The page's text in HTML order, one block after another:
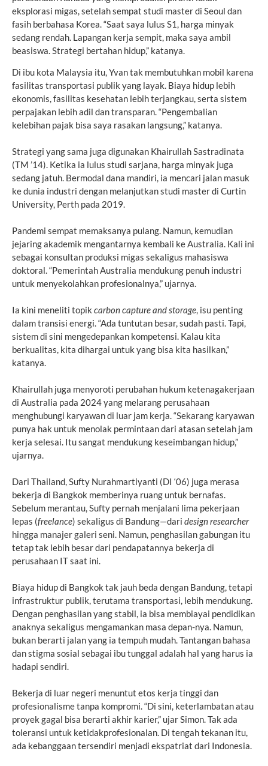
eksplorasi migas, setelah sempat studi master di Seoul dan
fasih berbahasa Korea. “Saat saya lulus S1, harga minyak
sedang rendah. Lapangan kerja sempit, maka saya ambil
beasiswa. Strategi bertahan hidup,” katanya.
Di ibu kota Malaysia itu, Yvan tak membutuhkan mobil karena
fasilitas transportasi publik yang layak. Biaya hidup lebih
ekonomis, fasilitas kesehatan lebih terjangkau, serta sistem
perpajakan lebih adil dan transparan. “Pengembalian
kelebihan pajak bisa saya rasakan langsung,” katanya.
Strategi yang sama juga digunakan Khairullah Sastradinata
(TM ’14). Ketika ia lulus studi sarjana, harga minyak juga
sedang jatuh. Bermodal dana mandiri, ia mencari jalan masuk
ke dunia industri dengan melanjutkan studi master di Curtin
University, Perth pada 2019.
Pandemi sempat memaksanya pulang. Namun, kemudian
jejaring akademik mengantarnya kembali ke Australia. Kali ini
sebagai konsultan produksi migas sekaligus mahasiswa
doktoral. “Pemerintah Australia mendukung penuh industri
untuk menyekolahkan profesionalnya,” ujarnya.
Ia kini meneliti topik carbon captureand storage, isu penting
dalam transisi energi. “Ada tuntutan besar, sudah pasti. Tapi,
sistem di sini mengedepankan kompetensi. Kalau kita
berkualitas, kita dihargai untuk yang bisa kita hasilkan,”
katanya.
Khairullah juga menyoroti perubahan hukum ketenagakerjaan
di Australia pada 2024 yang melarang perusahaan
menghubungi karyawan di luar jam kerja. “Sekarang karyawan
punya hak untuk menolak permintaan dari atasan setelah jam
kerja selesai. Itu sangat mendukung keseimbangan hidup,”
ujarnya.
Dari Thailand, Sufty Nurahmartiyanti (DI ‘06) juga merasa
bekerja di Bangkok memberinya ruang untuk bernafas.
Sebelum merantau, Sufty pernah menjalani lima pekerjaan
lepas (freelance) sekaligus di Bandung—dari design researcher
hingga manajer galeri seni. Namun, penghasilan gabungan itu
tetap tak lebih besar dari pendapatannya bekerja di
perusahaan IT saat ini.
Biaya hidup di Bangkok tak jauh beda dengan Bandung, tetapi
infrastruktur publik, terutama transportasi, lebih mendukung.
Dengan penghasilan yang stabil, ia bisa membiayai pendidikan
anaknya sekaligus mengamankan masa depan-nya. Namun,
bukan berarti jalan yang ia tempuh mudah. Tantangan bahasa
dan stigma sosial sebagai ibu tunggal adalah hal yang harus ia
hadapi sendiri.
Bekerja di luar negeri menuntut etos kerja tinggi dan
profesionalisme tanpa kompromi. “Di sini, keterlambatan atau
proyek gagal bisa berarti akhir karier,” ujar Simon. Tak ada
toleransi untuk ketidakprofesionalan. Di tengah tekanan itu,
ada kebanggaan tersendiri menjadi ekspatriat dari Indonesia.